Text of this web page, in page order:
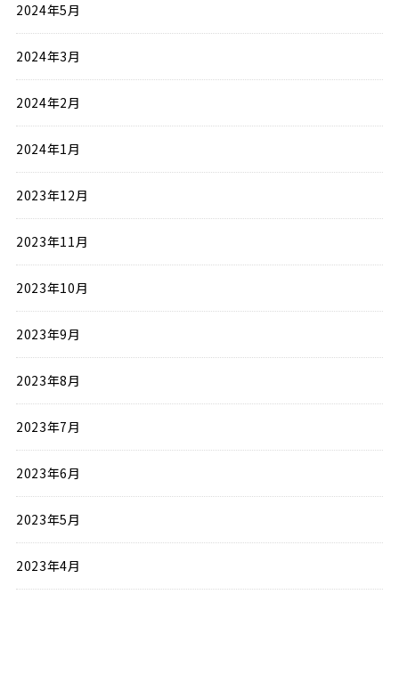
2024年5月
2024年3月
2024年2月
2024年1月
2023年12月
2023年11月
2023年10月
2023年9月
2023年8月
2023年7月
2023年6月
2023年5月
2023年4月